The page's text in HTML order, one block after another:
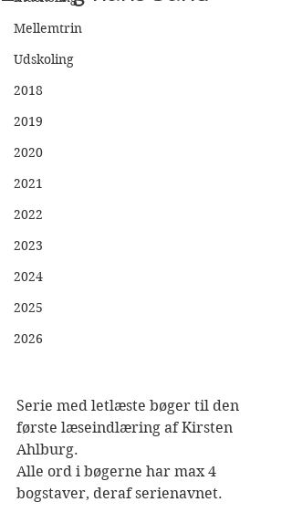
Mellemtrin
Udskoling
2018
2019
2020
2021
2022
2023
2024
2025
2026
Serie med letlæste bøger til den
første læseindlæring af Kirsten
Ahlburg.
Alle ord i bøgerne har max 4
bogstaver, deraf serienavnet.